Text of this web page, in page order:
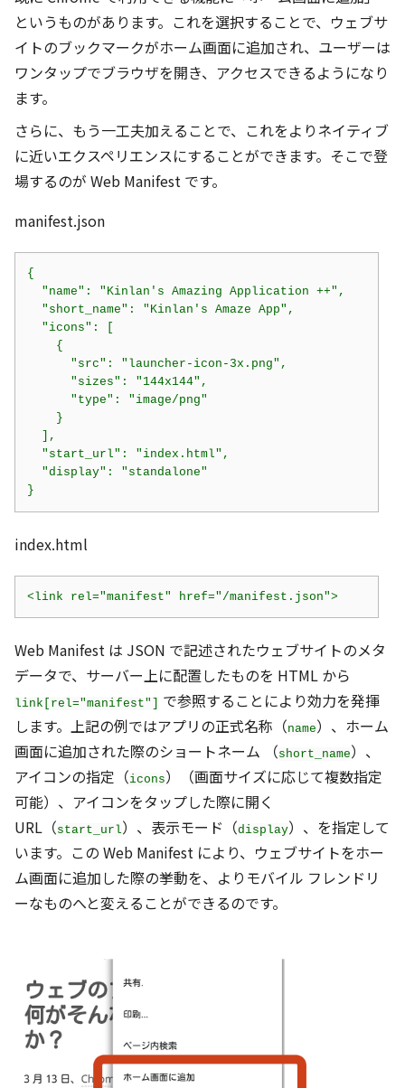
というものがあります。これを選択することで、ウェブサ
イトのブックマークがホーム画面に追加され、ユーザーは
ワンタップでブラウザを開き、アクセスできるようになり
ます。
さらに、もう一工夫加えることで、これをよりネイティブ
に近いエクスペリエンスにすることができます。そこで登
場するのが Web Manifest です。
manifest.json
{
"name": "Kinlan's Amazing Application ++",
"short_name": "Kinlan's Amaze App",
"icons": [
{
"src": "launcher-icon-3x.png",
"sizes": "144x144",
"type": "image/png"
}
],
"start_url": "index.html",
"display": "standalone"
index.html
Web Manifest は JSON で記述されたウェブサイトのメタ
データで、サーバー上に配置したものを HTML から
link[rel="manifest"]
で参照することにより効力を発揮
します。上記の例ではアプリの正式名称（name）、ホーム
画面に追加された際のショートネーム （short_name）、
アイコンの指定（icons）（画面サイズに応じて複数指定
可能）、アイコンをタップした際に開く
URL（start_url）、表示モード（display）、を指定して
います。この Web Manifest により、ウェブサイトをホー
ム画面に追加した際の挙動を、よりモバイル フレンドリ
ーなものへと変えることができるのです。